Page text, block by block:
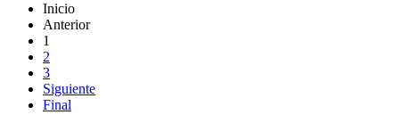
Inicio
Anterior
1
2
3
Siguiente
Final